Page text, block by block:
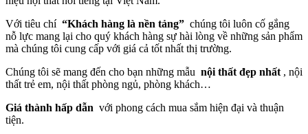
Với tiêu chí “Khách hàng là nền tảng” chúng tôi luôn cố gắng
nỗ lực mang lại cho quý khách hàng sự hài lòng về những sản phẩm
mà chúng tôi cung cấp với giá cả tốt nhất thị trường.
Chúng tôi sẽ mang đến cho bạn những mẫu nội thất đẹp nhất , nội
thất trẻ em, nội thất phòng ngủ, phòng khách…
Giá thành hấp dẫn với phong cách mua sắm hiện đại và thuận
tiện.